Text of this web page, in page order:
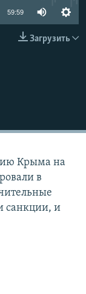
59:59
Загрузить
Крыма на
в
санкции, и